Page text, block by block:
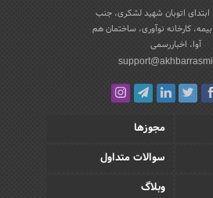
ابتدای اتوبان شهید لشکری، جنب
کارخانه نوآوری، ساختمان هم
آوا، اخباررسمی
مجوزها
سوالات متداول
وبلاگ